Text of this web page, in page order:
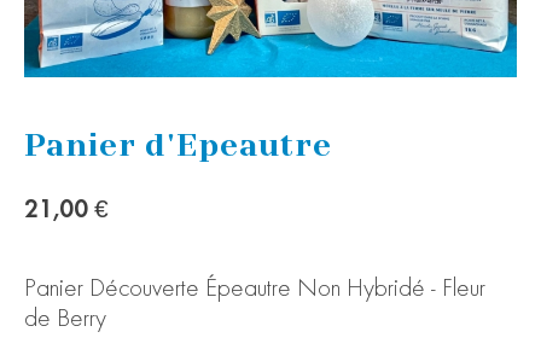
Panier d'Epeautre
21,00 €
Panier Découverte Épeautre Non Hybridé - Fleur
de Berry